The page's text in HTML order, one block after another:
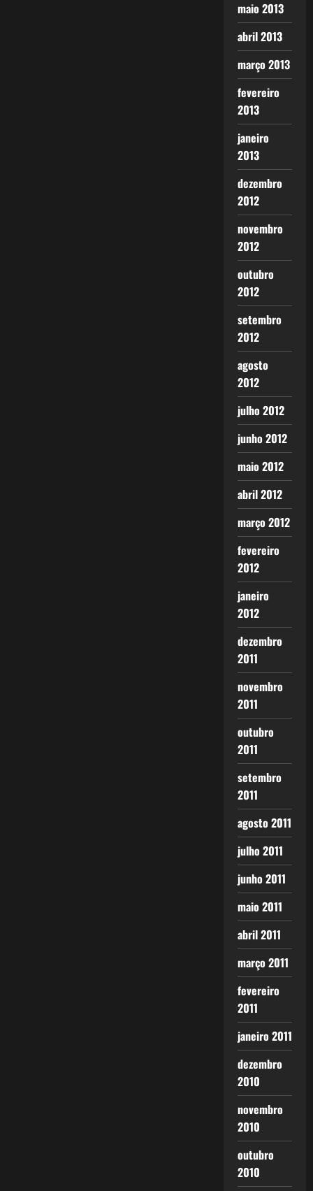
maio 2013
abril 2013
março 2013
fevereiro
2013
janeiro
2013
dezembro
2012
novembro
2012
outubro
2012
setembro
2012
agosto
2012
julho 2012
junho 2012
maio 2012
abril 2012
março 2012
fevereiro
2012
janeiro
2012
dezembro
2011
novembro
2011
outubro
2011
setembro
2011
agosto 2011
julho 2011
junho 2011
maio 2011
abril 2011
março 2011
fevereiro
2011
janeiro 2011
dezembro
2010
novembro
2010
outubro
2010